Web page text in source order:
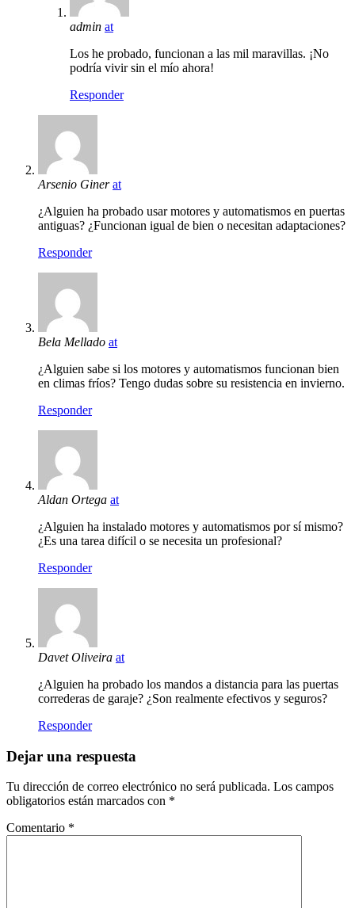
admin at
Los he probado, funcionan a las mil maravillas. ¡No
podría vivir sin el mío ahora!
Responder
Arsenio Ginerat
¿Alguien ha probado usar motores y automatismos en puertas
antiguas? ¿Funcionan igual de bien o necesitan adaptaciones?
Responder
Bela Mellado at
¿Alguien sabe si los motores y automatismos funcionan bien
en climas fríos? Tengo dudas sobre su resistencia en invierno.
Responder
Aldan Ortega at
¿Alguien ha instalado motores y automatismos por sí mismo?
¿Es una tarea difícil o se necesita un profesional?
Responder
Davet Oliveira at
¿Alguien ha probado los mandos a distancia para las puertas
correderas de garaje? ¿Son realmente efectivos y seguros?
Responder
Dejar una respuesta
Tu dirección de correo electrónico no será publicada. Los campos
obligatorios están marcados con *
Comentario *